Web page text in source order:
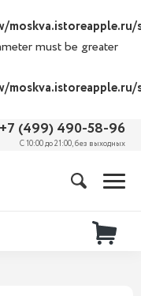
must be greater
+7 (499) 490-58-96
С 10:00 до 21:00, без выходных